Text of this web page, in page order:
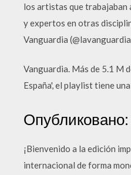
los artistas que trabajaban
y expertos en otras
Vanguardia
Vanguardia. Más de 5.1 M
España', el playlist tiene
Опубликовано:
¡Bienvenido a la edición
internacional de forma